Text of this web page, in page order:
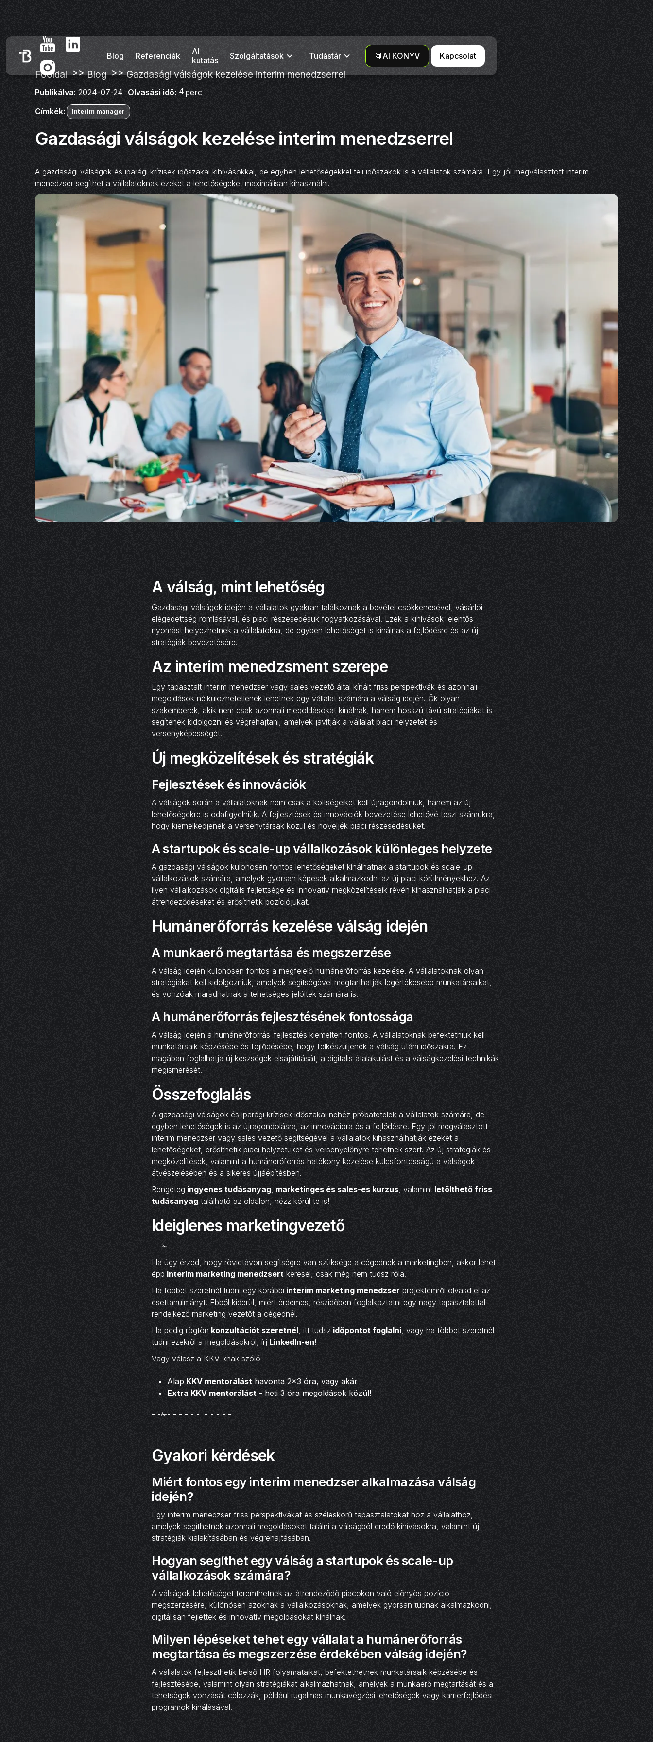
Blog Referenciák
AI
kutatás
Szolgáltatások Tudástár 📗AI KÖNYV Kapcsolat
Főoldal >> Blog >> Gazdasági válságok kezelése interim menedzserrel
Publikálva: 2024-07-24 Olvasási idő: 4 perc
Címkék:
Interim manager
Gazdasági válságok kezelése interim menedzserrel
A gazdasági válságok és iparági krízisek időszakai kihívásokkal, de egyben lehetőségekkel teli időszakok is a vállalatok számára. Egy jól megválasztott interim
menedzser segíthet a vállalatoknak ezeket a lehetőségeket maximálisan kihasználni.
A válság, mint lehetőség
Gazdasági válságok idején a vállalatok gyakran találkoznak a bevétel csökkenésével, vásárlói
elégedettség romlásával, és piaci részesedésük fogyatkozásával. Ezek a kihívások jelentős
nyomást helyezhetnek a vállalatokra, de egyben lehetőséget is kínálnak a fejlődésre és az új
stratégiák bevezetésére.
Az interim menedzsment szerepe
Egy tapasztalt interim menedzser vagy sales vezető által kínált friss perspektívák és azonnali
megoldások nélkülözhetetlenek lehetnek egy vállalat számára a válság idején. Ők olyan
szakemberek, akik nem csak azonnali megoldásokat kínálnak, hanem hosszú távú stratégiákat is
segítenek kidolgozni és végrehajtani, amelyek javítják a vállalat piaci helyzetét és
versenyképességét.
Új megközelítések és stratégiák
Fejlesztések és innovációk
A válságok során a vállalatoknak nem csak a költségeiket kell újragondolniuk, hanem az új
lehetőségekre is odafigyelniük. A fejlesztések és innovációk bevezetése lehetővé teszi számukra,
hogy kiemelkedjenek a versenytársak közül és növeljék piaci részesedésüket.
A startupok és scale-up vállalkozások különleges helyzete
A gazdasági válságok különösen fontos lehetőségeket kínálhatnak a startupok és scale-up
vállalkozások számára, amelyek gyorsan képesek alkalmazkodni az új piaci körülményekhez. Az
ilyen vállalkozások digitális fejlettsége és innovatív megközelítéseik révén kihasználhatják a piaci
átrendeződéseket és erősíthetik pozíciójukat.
Humánerőforrás kezelése válság idején
A munkaerő megtartása és megszerzése
A válság idején különösen fontos a megfelelő humánerőforrás kezelése. A vállalatoknak olyan
stratégiákat kell kidolgozniuk, amelyek segítségével megtarthatják legértékesebb munkatársaikat,
és vonzóak maradhatnak a tehetséges jelöltek számára is.
A humánerőforrás fejlesztésének fontossága
A válság idején a humánerőforrás-fejlesztés kiemelten fontos. A vállalatoknak befektetniük kell
munkatársaik képzésébe és fejlődésébe, hogy felkészüljenek a válság utáni időszakra. Ez
magában foglalhatja új készségek elsajátítását, a digitális átalakulást és a válságkezelési technikák
megismerését.
Összefoglalás
A gazdasági válságok és iparági krízisek időszakai nehéz próbatételek a vállalatok számára, de
egyben lehetőségek is az újragondolásra, az innovációra és a fejlődésre. Egy jól megválasztott
interim menedzser vagy sales vezető segítségével a vállalatok kihasználhatják ezeket a
lehetőségeket, erősíthetik piaci helyzetüket és versenyelőnyre tehetnek szert. Az új stratégiák és
megközelítések, valamint a humánerőforrás hatékony kezelése kulcsfontosságú a válságok
átvészelésében és a sikeres újjáépítésben.
Rengeteg ingyenes tudásanyag, marketinges és sales-es kurzus, valamint letölthető friss
tudásanyag található az oldalon, nézz körül te is!
Ideiglenes marketingvezető
- -✁- - - - - - - - - - -
Ha úgy érzed, hogy rövidtávon segítségre van szüksége a cégednek a marketingben, akkor lehet
épp interim marketing menedzsert keresel, csak még nem tudsz róla.
Ha többet szeretnél tudni egy korábbi interim marketing menedzser projektemről olvasd el az
esettanulmányt. Ebből kiderül, miért érdemes, részidőben foglalkoztatni egy nagy tapasztalattal
rendelkező marketing vezetőt a cégednél.
Ha pedig rögtön konzultációt szeretnél, itt tudsz időpontot foglalni, vagy ha többet szeretnél
tudni ezekről a megoldásokról, írj LinkedIn-en!
Vagy válasz a KKV-knak szóló
Alap KKV mentorálást havonta 2x3 óra, vagy akár
Extra KKV mentorálást - heti 3 óra megoldások közül!
- -✁- - - - - - - - - - -
Gyakori kérdések
Miért fontos egy interim menedzser alkalmazása válság
idején?
Egy interim menedzser friss perspektívákat és széleskörű tapasztalatokat hoz a vállalathoz,
amelyek segíthetnek azonnali megoldásokat találni a válságból eredő kihívásokra, valamint új
stratégiák kialakításában és végrehajtásában.
Hogyan segíthet egy válság a startupok és scale-up
vállalkozások számára?
A válságok lehetőséget teremthetnek az átrendeződő piacokon való előnyös pozíció
megszerzésére, különösen azoknak a vállalkozásoknak, amelyek gyorsan tudnak alkalmazkodni,
digitálisan fejlettek és innovatív megoldásokat kínálnak.
Milyen lépéseket tehet egy vállalat a humánerőforrás
megtartása és megszerzése érdekében válság idején?
A vállalatok fejleszthetik belső HR folyamataikat, befektethetnek munkatársaik képzésébe és
fejlesztésébe, valamint olyan stratégiákat alkalmazhatnak, amelyek a munkaerő megtartását és a
tehetségek vonzását célozzák, például rugalmas munkavégzési lehetőségek vagy karrierfejlődési
programok kínálásával.